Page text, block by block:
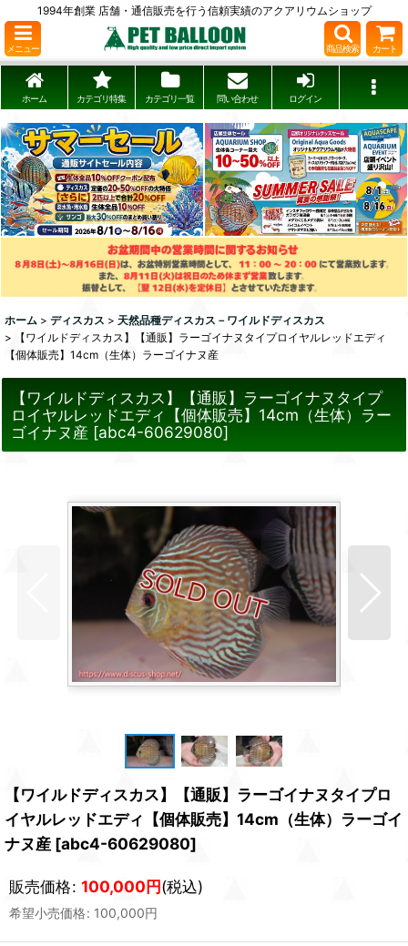
1994年創業 店舗・通信販売を行う信頼実績のアクアリウムショップ
メニュー 商品検索 カート
ホーム カテゴリ特集 カテゴリ一覧 問い合わせ ログイン
ホーム > ディスカス > 天然品種ディスカス－ワイルドディスカス
>
【ワイルドディスカス】【通販】ラーゴイナヌタイプロイヤルレッドエディ
【個体販売】14cm（生体）ラーゴイナヌ産
【ワイルドディスカス】【通販】ラーゴイナヌタイプ
ロイヤルレッドエディ【個体販売】14cm（生体）ラー
ゴイナヌ産 [abc4-60629080]
【ワイルドディスカス】【通販】ラーゴイナヌタイプロ
イヤルレッドエディ【個体販売】14cm（生体）ラーゴイ
ナヌ産 [abc4-60629080]
販売価格: 100,000円(税込)
希望小売価格: 100,000円